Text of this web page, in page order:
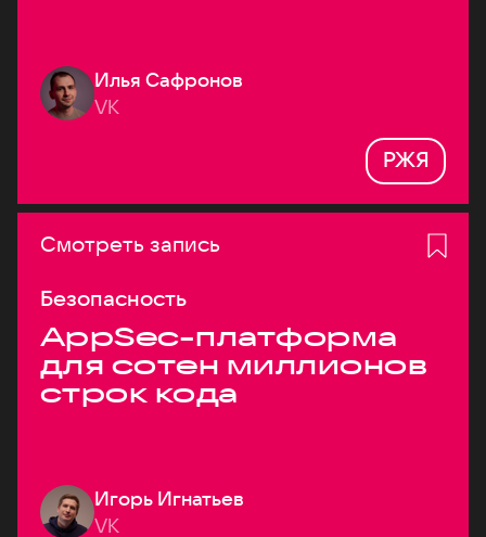
Илья Сафронов
VK
РЖЯ
Смотреть запись
Безопасность
AppSec-платформа
для сотен миллионов
строк кода
Игорь Игнатьев
VK